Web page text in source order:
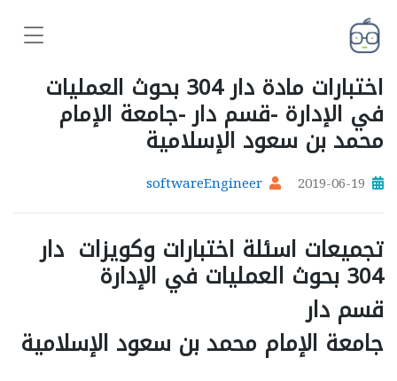
اختبارات مادة دار 304 بحوث العمليات
في الإدارة -قسم دار -جامعة الإمام
محمد بن سعود الإسلامية
2019-06-19
softwareEngineer
تجميعات اسئلة اختبارات وكويزات دار
304 بحوث العمليات في الإدارة
قسم دار
جامعة الإمام محمد بن سعود الإسلامية